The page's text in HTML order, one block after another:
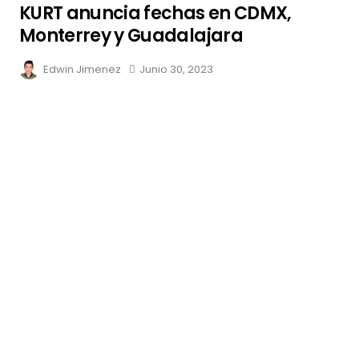
KURT anuncia fechas en CDMX,
Monterrey y Guadalajara
Edwin Jimenez Junio 30, 2023